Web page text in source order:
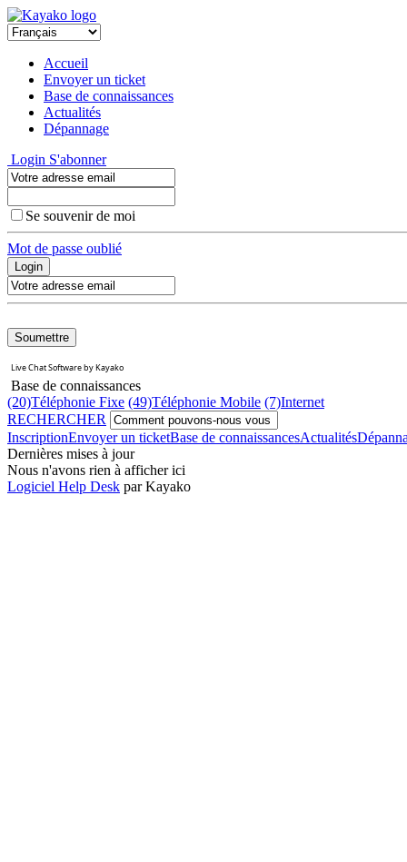
Accueil
Envoyer un ticket
Base de connaissances
Actualités
Dépannage
Login S'abonner
Se souvenir de moi
Mot de passe oublié
Live Chat SoftwarebyKayako
Base de connaissances
(20)Téléphonie Fixe (49)Téléphonie Mobile (7)Internet
RECHERCHER
InscriptionEnvoyer un ticketBase de connaissancesActualités
Dernières mises à jour
Nous n'avons rien à afficher ici
Logiciel Help Desk par Kayako